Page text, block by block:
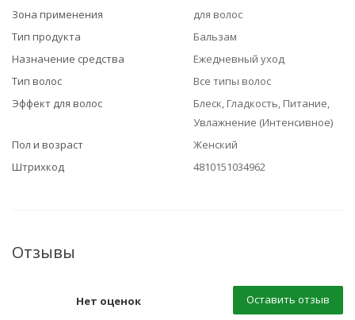
Зона применения
для волос
Тип продукта
Бальзам
Назначение средства
Ежедневный уход
Тип волос
Все типы волос
Эффект для волос
Блеск, Гладкость, Питание,
Увлажнение (Интенсивное)
Пол и возраст
Женский
Штрихкод
4810151034962
Отзывы
Нет оценок Оставить отзыв